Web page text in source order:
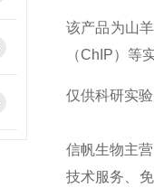
该产品为山
（ChIP）等
仅供科研实
信帆生物主
技术服务、